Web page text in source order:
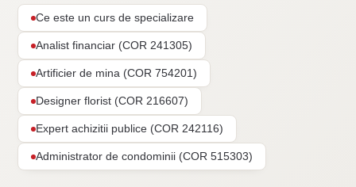
Ce este un curs de specializare
Analist financiar (COR 241305)
Artificier de mina (COR 754201)
Designer florist (COR 216607)
Expert achizitii publice (COR 242116)
Administrator de condominii (COR 515303)